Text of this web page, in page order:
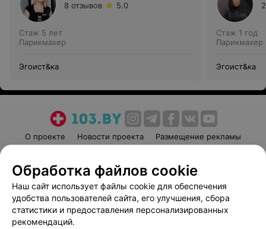
8 отзывов 5.0
Стаж 5 лет
Парикмахер
Эгоист&ка
Стаж 1 год
Парикмахер
Эгоист&ка
О проекте Новости проекта
Размещение рекламы
Пользовательское соглашение
Способы оплаты
Вакансии
Партнеры
Написать руководителю 103.by
Обработка файлов cookie
Наш сайт использует файлы cookie для обеспечения
удобства пользователей сайта, его улучшения, сбора
статистики и предоставления персонализированных
рекомендаций.